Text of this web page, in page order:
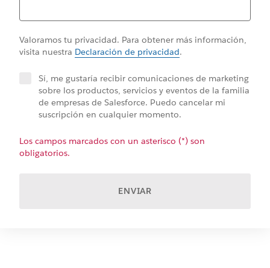
Valoramos tu privacidad. Para obtener más información,
visita nuestra Declaración de privacidad.
Sí, me gustaría recibir comunicaciones de marketing
sobre los productos, servicios y eventos de la familia
de empresas de Salesforce. Puedo cancelar mi
suscripción en cualquier momento.
Los campos marcados con un asterisco (*) son
obligatorios.
ENVIAR